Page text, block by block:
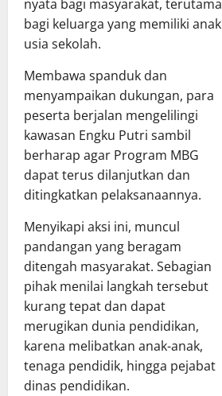
nyata bagi masyarakat, terutama
bagi keluarga yang memiliki anak
usia sekolah.
Membawa spanduk dan
menyampaikan dukungan, para
peserta berjalan mengelilingi
kawasan Engku Putri sambil
berharap agar Program MBG
dapat terus dilanjutkan dan
ditingkatkan pelaksanaannya.
Menyikapi aksi ini, muncul
pandangan yang beragam
ditengah masyarakat. Sebagian
pihak menilai langkah tersebut
kurang tepat dan dapat
merugikan dunia pendidikan,
karena melibatkan anak-anak,
tenaga pendidik, hingga pejabat
dinas pendidikan.